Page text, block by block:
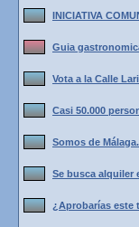
INICIATIVA
Guia
Vota a la Calle
Casi 50.000
Somos de
Se busca alquiler
¿Aprobarías este